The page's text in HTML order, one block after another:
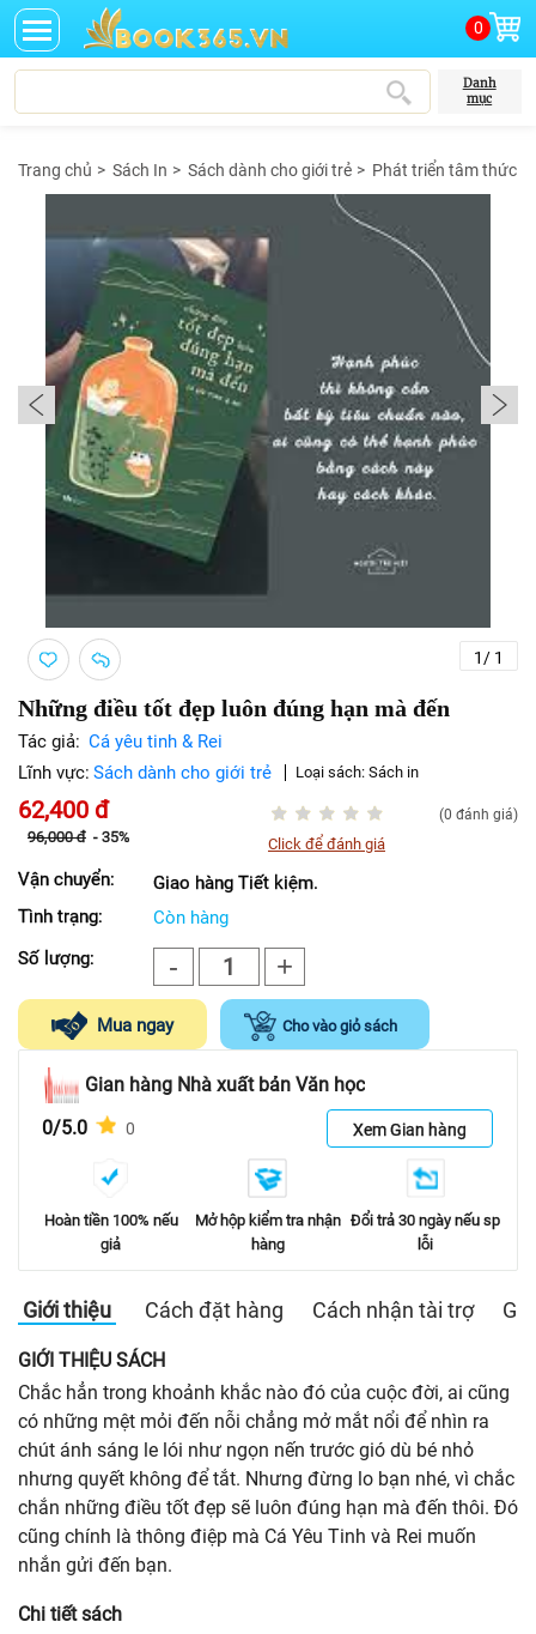
0
Danh
mục
Trang chủ> Sách In> Sách dành cho giới trẻ> Phát triển tâm thức
1 / 1
Những điều tốt đẹp luôn đúng hạn mà đến
Tác giả: Cá yêu tinh & Rei
Lĩnh vực: Sách dành cho giới trẻ Loại sách: Sách in
62,400 đ
96,000 đ - 35%
(0 đánh giá)
Click để đánh giá
Vận chuyển:
Giao hàng Tiết kiệm.
Tình trạng:
Còn hàng
Số lượng:
- 1 +
Mua ngay Cho vào giỏ sách
Gian hàng Nhà xuất bản Văn học
0/5.0
0 Xem Gian hàng
Hoàn tiền 100% nếu
giả
Mở hộp kiểm tra nhận
hàng
Đổi trả 30 ngày nếu sp
lỗi
Giới thiệu Cách đặt hàng Cách nhận tài trợ
GIỚI THIỆU SÁCH
Chắc hẳn trong khoảnh khắc nào đó của cuộc đời, ai cũng
có những mệt mỏi đến nỗi chẳng mở mắt nổi để nhìn ra
chút ánh sáng le lói như ngọn nến trước gió dù bé nhỏ
nhưng quyết không để tắt. Nhưng đừng lo bạn nhé, vì chắc
chắn những điều tốt đẹp sẽ luôn đúng hạn mà đến thôi. Đó
cũng chính là thông điệp mà Cá Yêu Tinh và Rei muốn
nhắn gửi đến bạn.
Chi tiết sách